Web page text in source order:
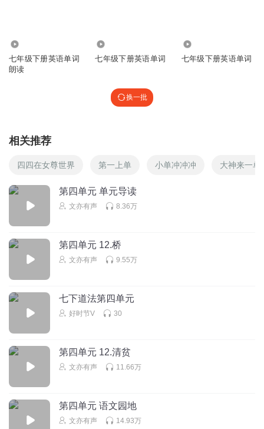
七年级下册英语单词
朗读
七年级下册英语单词 七年级下册英语单词
换一批
相关推荐
四四在女尊世界 第一上单 小单冲冲冲 大神来一单
第四单元 单元导读
文亦有声 8.36万
第四单元 12.桥
文亦有声 9.55万
七下道法第四单元
好时节V 30
第四单元 12.清贫
文亦有声 11.66万
第四单元 语文园地
文亦有声 14.93万